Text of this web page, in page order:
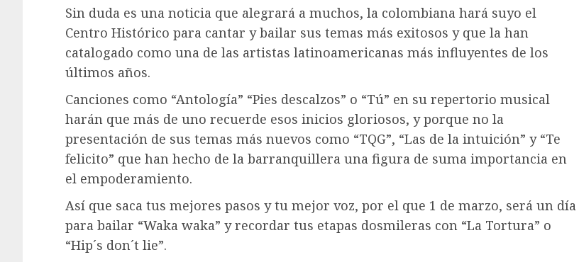
Sin duda es una noticia que alegrará a muchos, la colombiana hará suyo el
Centro Histórico para cantar y bailar sus temas más exitosos y que la han
catalogado como una de las artistas latinoamericanas más influyentes de los
últimos años.
Canciones como “Antología” “Pies descalzos” o “Tú” en su repertorio musical
harán que más de uno recuerde esos inicios gloriosos, y porque no la
presentación de sus temas más nuevos como “TQG”, “Las de la intuición” y “Te
felicito” que han hecho de la barranquillera una figura de suma importancia en
el empoderamiento.
Así que saca tus mejores pasos y tu mejor voz, por el que 1 de marzo, será un día
para bailar “Waka waka” y recordar tus etapas dosmileras con “La Tortura” o
“Hip´s don´t lie”.